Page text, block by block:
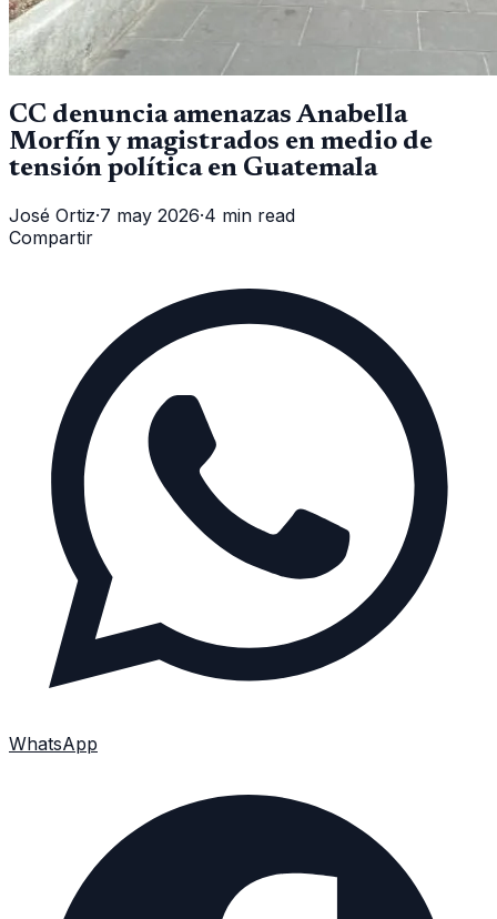
CC denuncia amenazas Anabella
Morfín y magistrados en medio de
tensión política en Guatemala
José Ortiz·7 may 2026·4 min read
Compartir
WhatsApp